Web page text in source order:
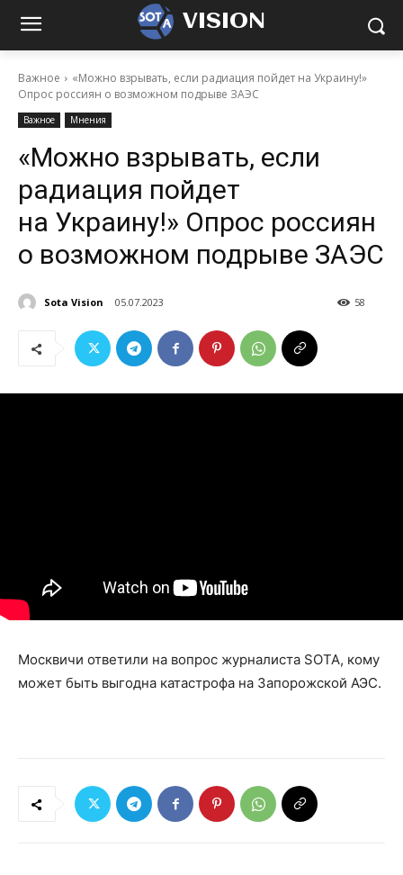
VISION
Важное
«Можно взрывать, если радиация пойдет на Украину!»
Опрос россиян о возможном подрыве ЗАЭС
Важное Мнения
«Можно взрывать, если
радиация пойдет
на Украину!» Опрос россиян
о возможном подрыве ЗАЭС
Sota Vision 05.07.2023 58
Москвичи ответили на вопрос журналиста SOTA, кому
может быть выгодна катастрофа на Запорожской АЭС.